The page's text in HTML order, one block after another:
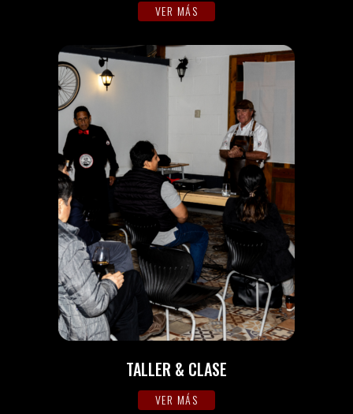
VER MÁS
TALLER & CLASE
VER MÁS